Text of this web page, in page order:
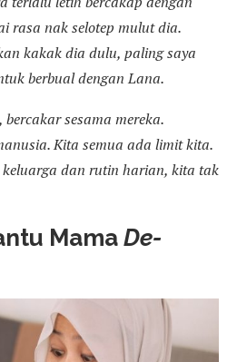
rasa nak selotep mulut dia.
kakak dia dulu, paling saya
berbual dengan Lana.
sesama mereka.
Kita semua ada limit kita.
dan rutin harian, kita tak
Mama De-